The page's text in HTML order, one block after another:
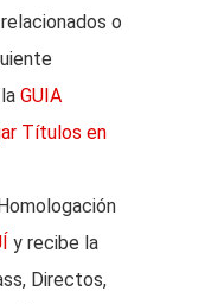
o
GUIA
Títulos en
y recibe la
Directos,